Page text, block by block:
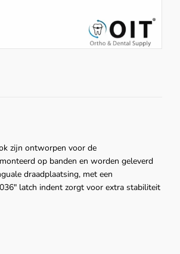
zijn ontworpen voor de
op banden en worden geleverd
draadplaatsing, met een
latch indent zorgt voor extra stabiliteit